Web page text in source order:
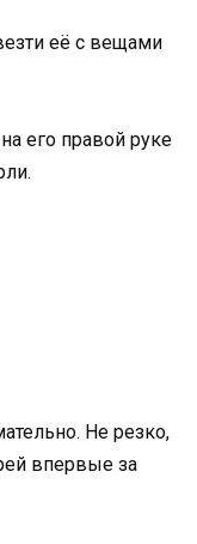
её с вещами
его правой руке
Не резко,
впервые за